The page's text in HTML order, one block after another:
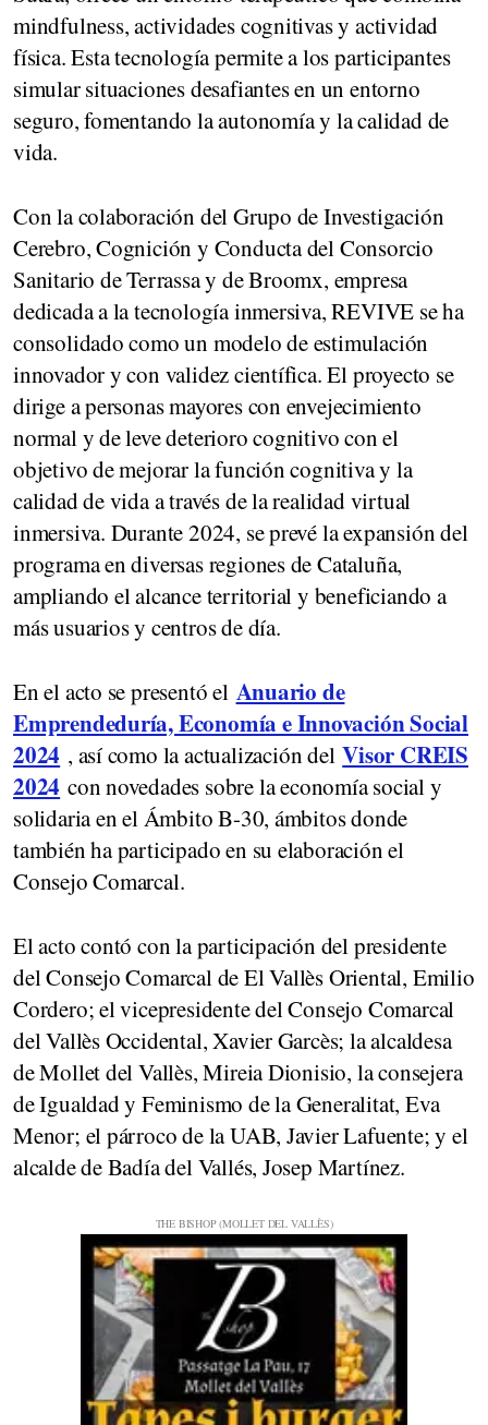
mindfulness, actividades cognitivas y actividad
física. Esta tecnología permite a los participantes
simular situaciones desafiantes en un entorno
seguro, fomentando la autonomía y la calidad de
vida.
Con la colaboración del Grupo de Investigación
Cerebro, Cognición y Conducta del Consorcio
Sanitario de Terrassa y de Broomx, empresa
dedicada a la tecnología inmersiva, REVIVE se ha
consolidado como un modelo de estimulación
innovador y con validez científica. El proyecto se
dirige a personas mayores con envejecimiento
normal y de leve deterioro cognitivo con el
objetivo de mejorar la función cognitiva y la
calidad de vida a través de la realidad virtual
inmersiva. Durante 2024, se prevé la expansión del
programa en diversas regiones de Cataluña,
ampliando el alcance territorial y beneficiando a
más usuarios y centros de día.
En el acto se presentó el Anuario de
Emprendeduría, Economía e Innovación Social
2024 , así como la actualización delVisor CREIS
2024 con novedades sobre la economía social y
solidaria en el Ámbito B-30, ámbitos donde
también ha participado en su elaboración el
Consejo Comarcal.
El acto contó con la participación del presidente
del Consejo Comarcal de El Vallès Oriental, Emilio
Cordero; el vicepresidente del Consejo Comarcal
del Vallès Occidental, Xavier Garcès; la alcaldesa
de Mollet del Vallès, Mireia Dionisio, la consejera
de Igualdad y Feminismo de la Generalitat, Eva
Menor; el párroco de la UAB, Javier Lafuente; y el
alcalde de Badía del Vallés, Josep Martínez.